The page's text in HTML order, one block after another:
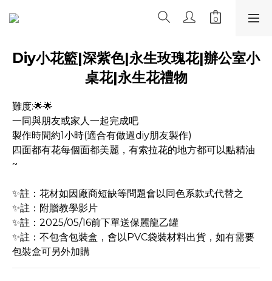
Diy小花籃|深紫色|永生玫瑰花|辦公室小
桌花|永生花禮物
難度:🌟🌟
一同與朋友或家人一起完成吧
製作時間約1小時(適合有做過diy朋友製作)
四面都有花每個面都美麗，有索拉花的地方都可以點精油
~
✨註：花材如因廠商短缺等問題會以同色系款式代替之
✨註：附贈教學影片
✨註：2025/05/16前下單送保麗龍乙罐
✨註：不包含包裝盒，會以PVC袋裝材料出貨，如有需要
包裝盒可另外加購